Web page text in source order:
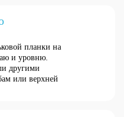
планки на
и уровню.
другими
или верхней